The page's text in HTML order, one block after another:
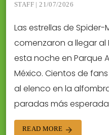
STAFF | 21/07/2026
Las estrellas de Spider-
comenzaron a llegar al
esta noche en Parque
México. Cientos de
al elenco en la
paradas más
READ MORE arrow_forward